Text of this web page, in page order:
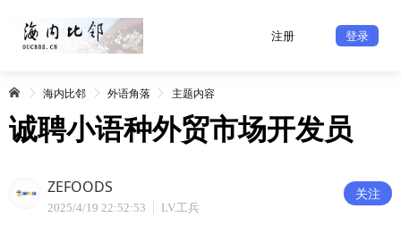
注册 登录
海内比邻 外语角落 主题内容
诚聘小语种外贸市场开发员
ZEFOODS
2025/4/19 22:52:53 LV.工兵
关注